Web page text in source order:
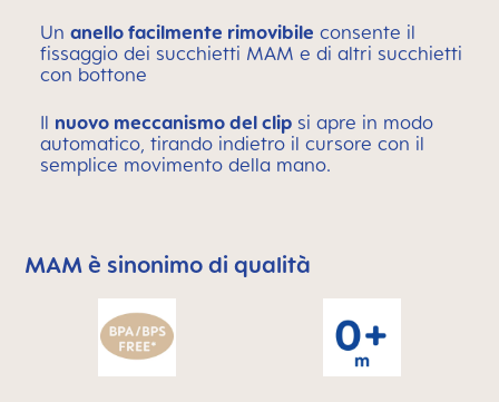
Un anello facilmente rimovibile consente il
fissaggio dei succhietti MAM e di altri succhietti
con bottone
Il nuovo meccanismo del clip si apre in modo
automatico, tirando indietro il cursore con il
semplice movimento della mano.
Skip MAM Means Quality Icon Bar
MAM è sinonimo di qualità